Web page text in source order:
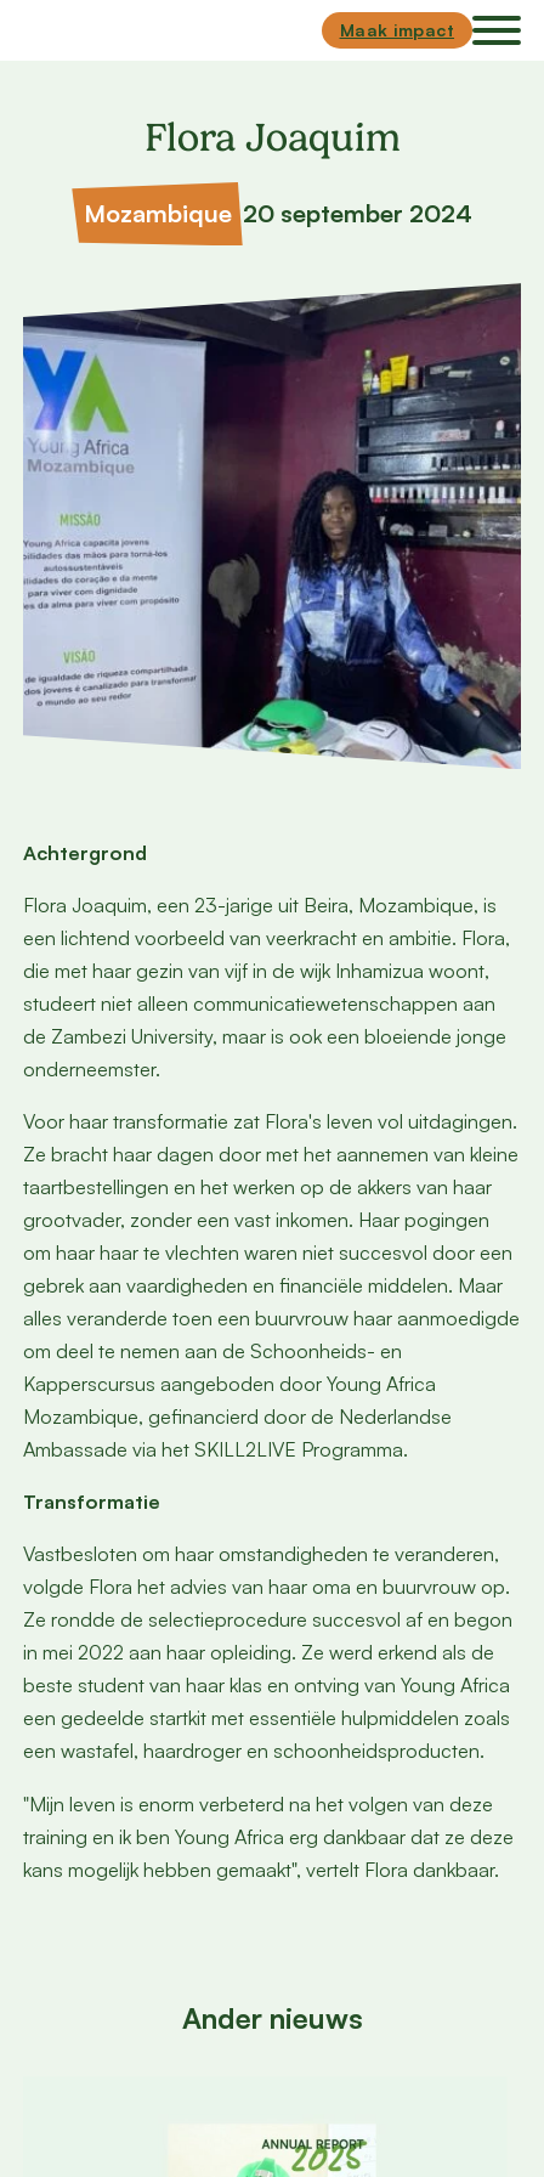
Maak impact
Flora Joaquim
Mozambique 20 september 2024
Achtergrond
Flora Joaquim, een 23-jarige uit Beira, Mozambique, is
een lichtend voorbeeld van veerkracht en ambitie. Flora,
die met haar gezin van vijf in de wijk Inhamizua woont,
studeert niet alleen communicatiewetenschappen aan
de Zambezi University, maar is ook een bloeiende jonge
onderneemster.
Voor haar transformatie zat Flora's leven vol uitdagingen.
Ze bracht haar dagen door met het aannemen van kleine
taartbestellingen en het werken op de akkers van haar
grootvader, zonder een vast inkomen. Haar pogingen
om haar haar te vlechten waren niet succesvol door een
gebrek aan vaardigheden en financiële middelen. Maar
alles veranderde toen een buurvrouw haar aanmoedigde
om deel te nemen aan de Schoonheids- en
Kapperscursus aangeboden door Young Africa
Mozambique, gefinancierd door de Nederlandse
Ambassade via het SKILL2LIVE Programma.
Transformatie
Vastbesloten om haar omstandigheden te veranderen,
volgde Flora het advies van haar oma en buurvrouw op.
Ze rondde de selectieprocedure succesvol af en begon
in mei 2022 aan haar opleiding. Ze werd erkend als de
beste student van haar klas en ontving van Young Africa
een gedeelde startkit met essentiële hulpmiddelen zoals
een wastafel, haardroger en schoonheidsproducten.
"Mijn leven is enorm verbeterd na het volgen van deze
training en ik ben Young Africa erg dankbaar dat ze deze
kans mogelijk hebben gemaakt", vertelt Flora dankbaar.
Ander nieuws